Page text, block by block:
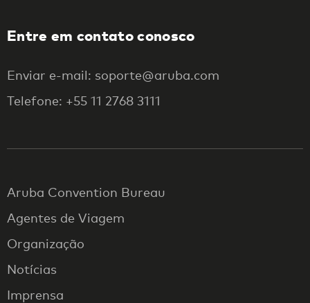
Entre em contato conosco
Enviar e-mail: soporte@aruba.com
Telefone: +55 11 2768 3111
Aruba Convention Bureau
Agentes de Viagem
Organização
Notícias
Imprensa